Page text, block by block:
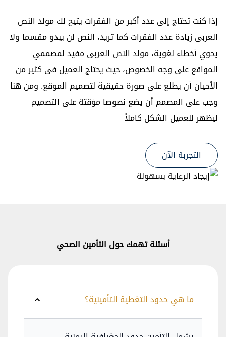
إذا كنت تحتاج إلى عدد أكبر من الفقرات يتيح لك مولد النص
العربى زيادة عدد الفقرات كما تريد، النص لن يبدو مقسما ولا
يحوي أخطاء لغوية، مولد النص العربى مفيد لمصممي
المواقع على وجه الخصوص، حيث يحتاج العميل فى كثير من
الأحيان أن يطلع على صورة حقيقية لتصميم الموقع. ومن هنا
وجب على المصمم أن يضع نصوصا مؤقتة على التصميم
ليظهر للعميل الشكل كاملاً
التجربة الآن
أسئلة تهمك حول التأمين الصحي
ما هي حدود التغطية التأمينية؟